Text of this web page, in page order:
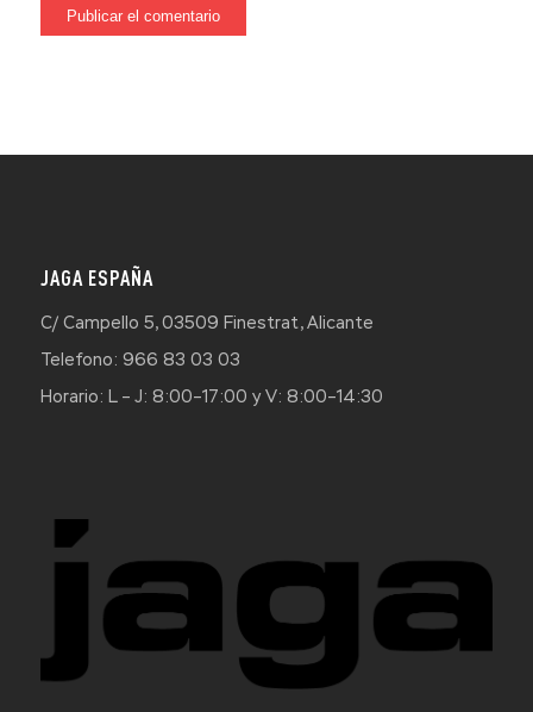
JAGA ESPAÑA
C/ Campello 5, 03509 Finestrat, Alicante
Telefono: 966 83 03 03
Horario: L – J: 8:00–17:00 y V: 8:00–14:30